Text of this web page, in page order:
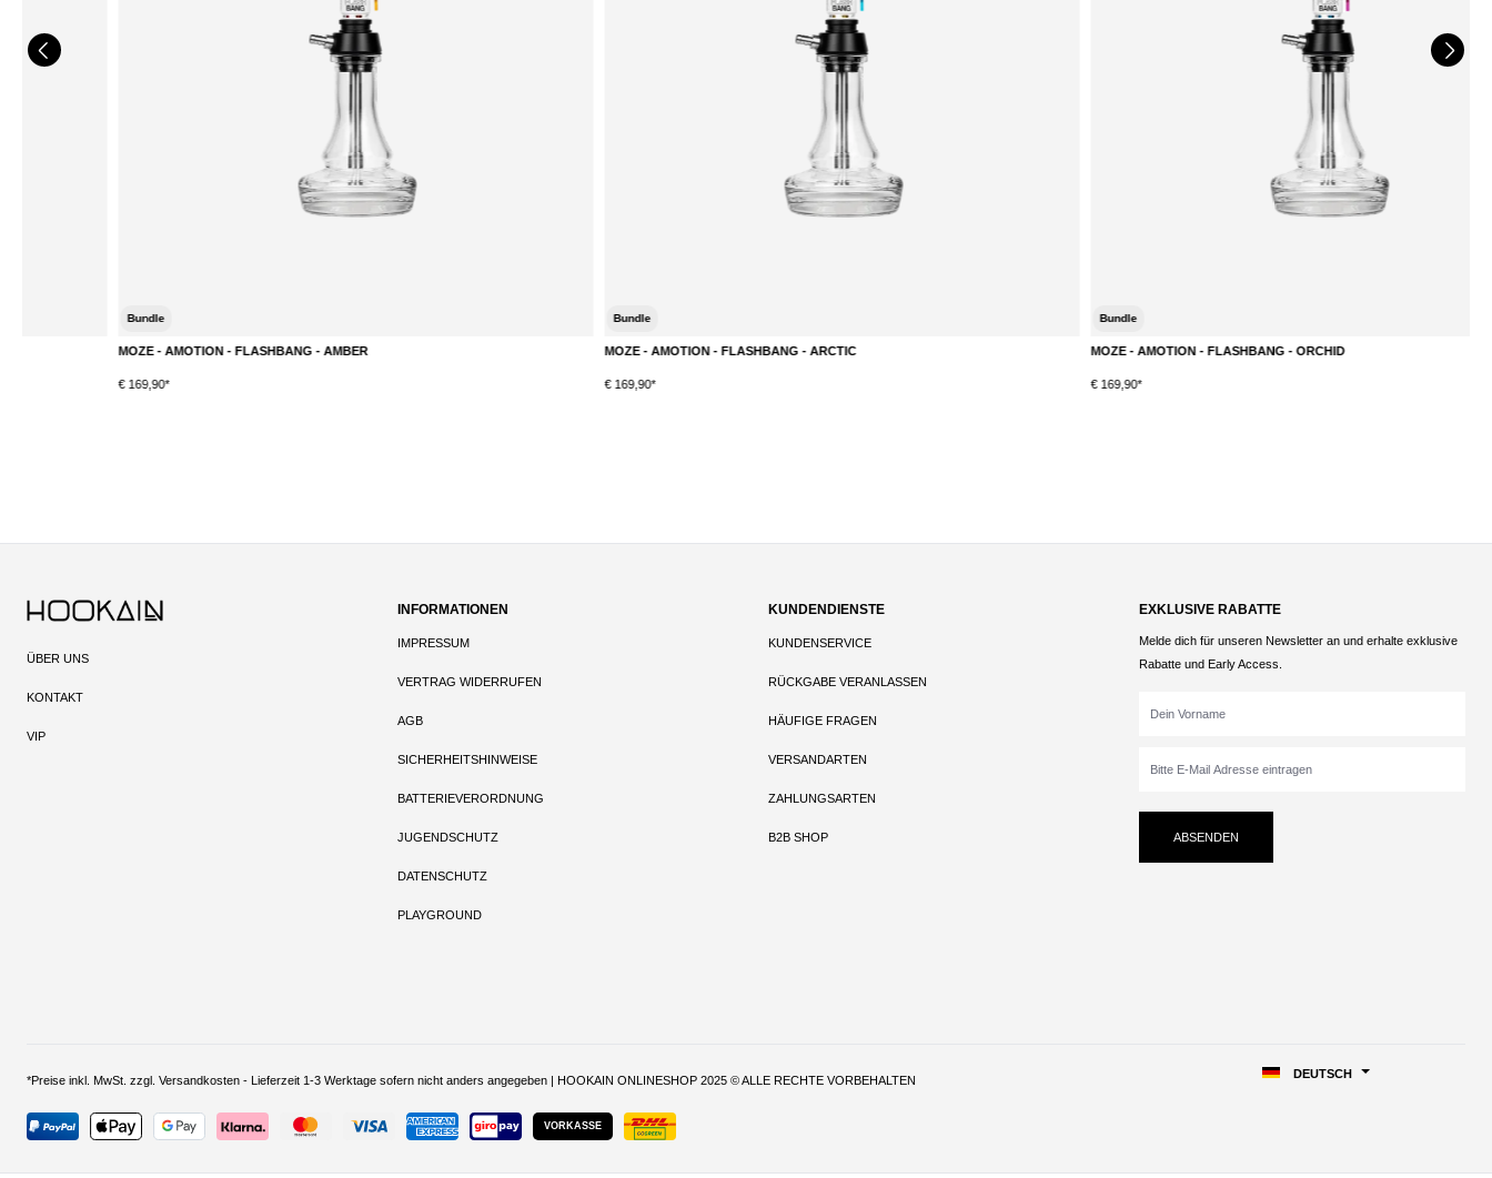
MOZE - AMOTION - FLASHBANG - AMBER
DETAILS
MOZE - AMOTION - FLASHBANG - ARCTIC MOZE - AMOTION - FLASHBANG - ORCHID
DETAILS
ÜBER UNS
KONTAKT
VIP
INFORMATIONEN
IMPRESSUM
VERTRAG WIDERRUFEN
AGB
SICHERHEITSHINWEISE
BATTERIEVERORDNUNG
JUGENDSCHUTZ
DATENSCHUTZ
PLAYGROUND
KUNDENDIENSTE
KUNDENSERVICE
RÜCKGABE VERANLASSEN
HÄUFIGE FRAGEN
VERSANDARTEN
ZAHLUNGSARTEN
B2B SHOP
EXKLUSIVE RABATTE
Melde dich für unseren Newsletter an und erhalte exklusive
Rabatte und Early Access.
ABSENDEN
*Preise inkl. MwSt. zzgl. Versandkosten - Lieferzeit 1-3 Werktage sofern nicht anders angegeben | HOOKAIN ONLINESHOP 2025 © ALLE RECHTE VORBEHALTEN
VORKASSE
DEUTSCH